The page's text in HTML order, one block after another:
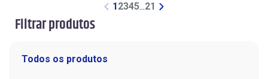
Filtrar produtos
Todos os produtos
1 2345...21